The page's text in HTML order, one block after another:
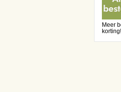
Meer
korting!